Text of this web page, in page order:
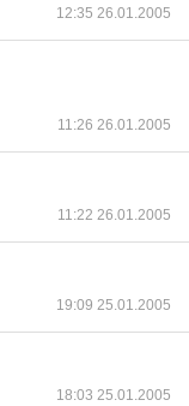
12:35 26.01.2005
11:26 26.01.2005
11:22 26.01.2005
19:09 25.01.2005
18:03 25.01.2005